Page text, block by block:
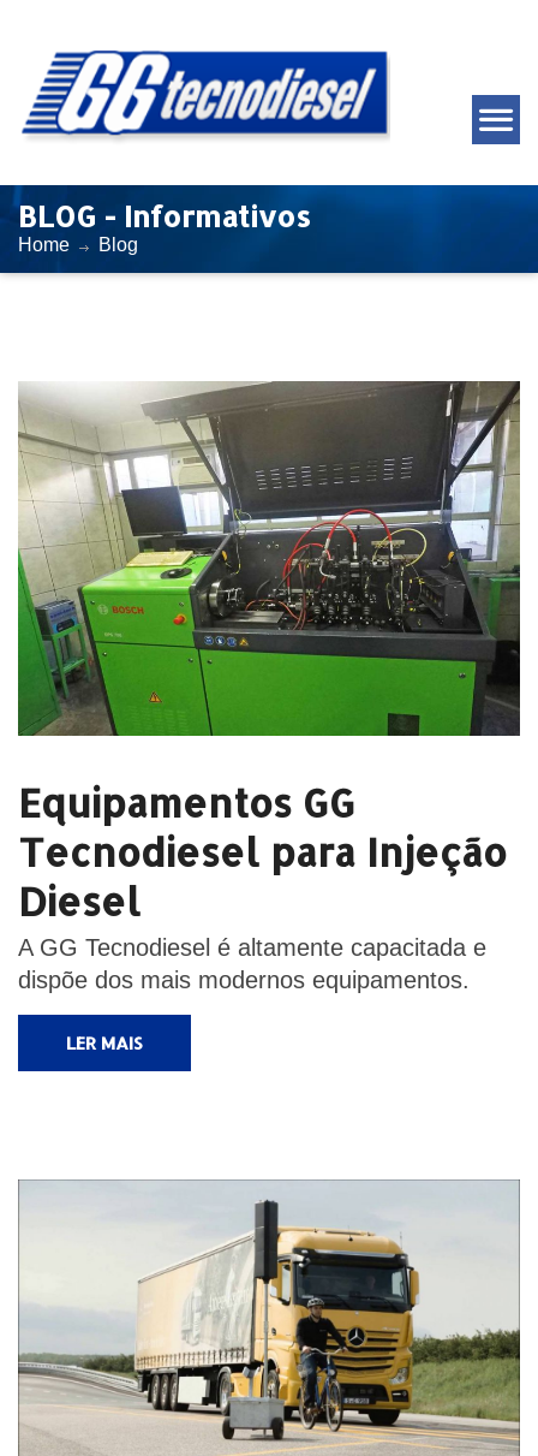
BLOG - Informativos
Home Blog
Equipamentos GG
Tecnodiesel para Injeção
Diesel
A GG Tecnodiesel é altamente capacitada e
dispõe dos mais modernos equipamentos.
LER MAIS